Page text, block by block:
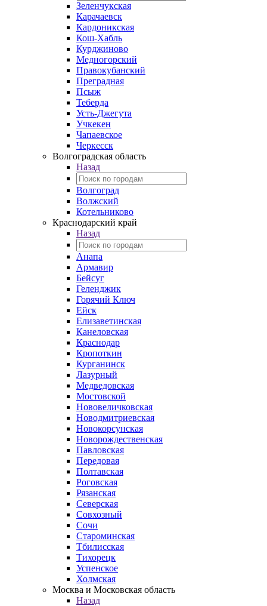
Зеленчукская
Карачаевск
Кардоникская
Кош-Хабль
Курджиново
Медногорский
Правокубанский
Преградная
Псыж
Теберда
Усть-Джегута
Учкекен
Чапаевское
Черкесск
Волгоградская область
Назад
Волгоград
Волжский
Котельниково
Краснодарский край
Назад
Анапа
Армавир
Бейсуг
Геленджик
Горячий Ключ
Ейск
Елизаветинская
Канеловская
Краснодар
Кропоткин
Курганинск
Лазурный
Медведовская
Мостовской
Нововеличковская
Новодмитриевская
Новокорсунская
Новорождественская
Павловская
Передовая
Полтавская
Роговская
Рязанская
Северская
Совхозный
Сочи
Староминская
Тбилисская
Тихорецк
Успенское
Холмская
Москва и Московская область
Назад